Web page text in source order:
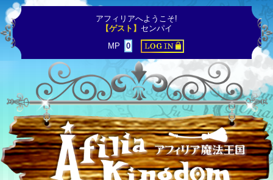
アフィリアへようこそ!
【ゲスト】 センパイ
MP
0